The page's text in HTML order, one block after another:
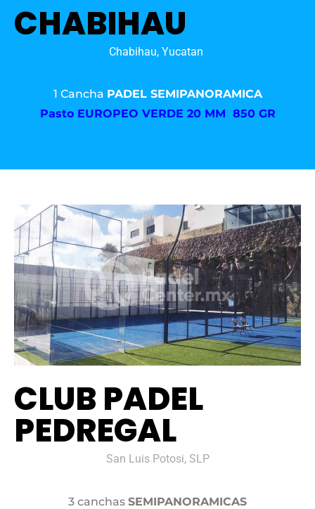
CHABIHAU
Chabihau, Yucatan
1 Cancha PADEL SEMIPANORAMICA
Pasto EUROPEO VERDE 20 MM 850 GR
CLUB PADEL
PEDREGAL
San Luis Potosi, SLP
3 canchas SEMIPANORAMICAS